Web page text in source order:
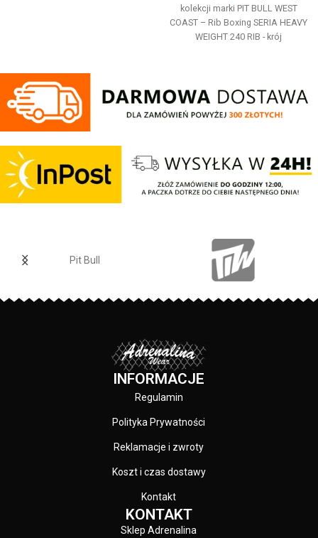
kolekcji marki PIT BULL WEST
COAST – Rib Boxing SERIA HEAVY
WEIGHT 240 RIB - krój
bawełny o gramaturze 240 g/m2 -
na klatce piersiowej - duża tkana
naszywka u dołu koszulki - kolor
koszulki: biały - skład materiału:
Pit Bull
INFORMACJE
Regulamin
Polityka Prywatności
Reklamacje i zwroty
Koszt i czas dostawy
Kontakt
KONTAKT
Sklep Adrenalina